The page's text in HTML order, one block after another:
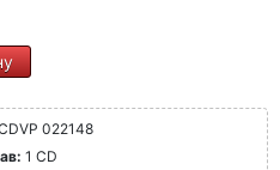
022148
1 CD